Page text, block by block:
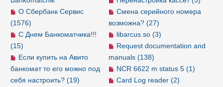
Смена серийного номера
возможна? (27)
libarcus.so (3)
Request documentation and
manuals (138)
NCR 6622 m status 5 (1)
Card Log reader (2)
О Сбербанк Сервис
(1576)
С Днем Банкоматчика!!!
(15)
Если купить на Авито
банкомат то его можно под
себя настроить? (19)